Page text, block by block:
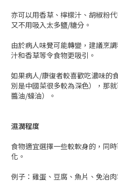
亦可以用香草、檸檬汁、胡椒粉
又不用吸入太多鹽/糖分。
由於病人味覺可能轉變，建議烹
汁和香草等令食物更吸引。
如果病人/康復者較喜歡吃濃味的
別是中國菜很多較為深色），那
醬油/蠔油）。
濕潤程度
食物適宜選擇一些較軟身的，同
化。
例子：雞蛋、豆腐、魚片、免治肉